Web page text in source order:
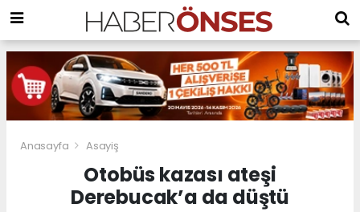
Anasayfa Asayiş
Otobüs kazası ateşi
Derebucak’a da düştü